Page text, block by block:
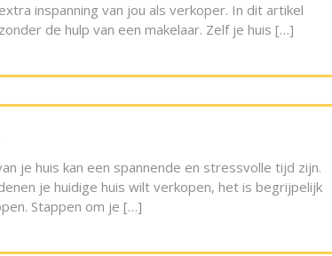
inspanning van jou als verkoper. In dit artikel
de hulp van een makelaar. Zelf je huis […]
je huis kan een spannende en stressvolle tijd zijn.
je huidige huis wilt verkopen, het is begrijpelijk
Stappen om je […]